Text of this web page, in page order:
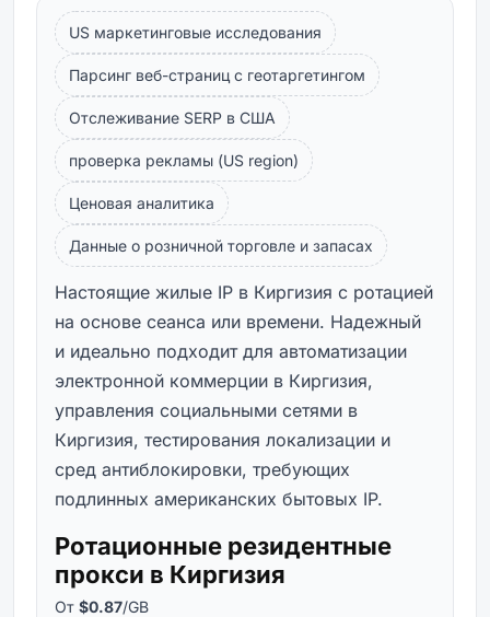
US маркетинговые исследования
Парсинг веб-страниц с геотаргетингом
Отслеживание SERP в США
проверка рекламы (US region)
Ценовая аналитика
Данные о розничной торговле и запасах
Настоящие жилые IP в Киргизия с ротацией
на основе сеанса или времени. Надежный
и идеально подходит для автоматизации
электронной коммерции в Киргизия,
управления социальными сетями в
Киргизия, тестирования локализации и
сред антиблокировки, требующих
подлинных американских бытовых IP.
Ротационные резидентные
прокси в Киргизия
От $0.87/GB